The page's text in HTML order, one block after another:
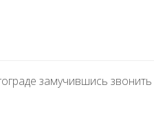
замучившись звонить